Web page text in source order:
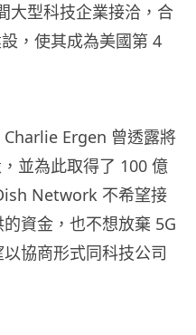
大型科技企業接洽，合
，使其成為美國第 4
Ergen 曾透露將
並為此取得了 100 億
Network 不希望接
資金，也不想放棄 5G
協商形式同科技公司